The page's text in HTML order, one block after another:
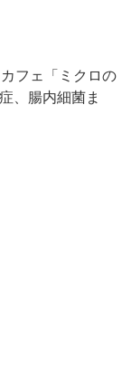
フェ「ミクロの
、腸内細菌ま